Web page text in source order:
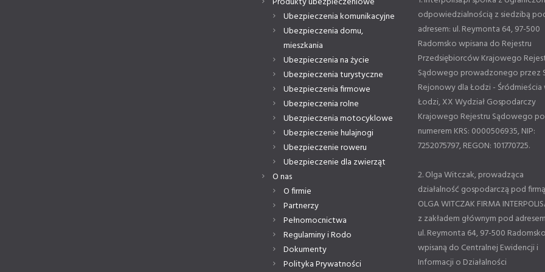
Ubezpieczenia komunikacyjne
Ubezpieczenia domu,
mieszkania
Ubezpieczenia na życie
Ubezpieczenia turystyczne
Ubezpieczenia firmowe
Ubezpieczenia rolne
Ubezpieczenia motocyklowe
Ubezpieczenie hulajnogi
Ubezpieczenie roweru
Ubezpieczenie dla zwierząt
O nas
O firmie
Partnerzy
Pełnomocnictwa
Regulaminy i Rodo
Dokumenty
Polityka Prywatności
odpowiedzialnością z siedzibą
adresem: ul. Reymonta 64, 97-500
Radomsko wpisana do Rejestru
Przedsiębiorców Krajowego
Sądowego prowadzonego przez
Rejonowy dla Łodzi - Śródmieścia
Łodzi, XX Wydział Gospodarczy
Krajowego Rejestru Sądowego
numerem KRS: 0000506935, NIP:
7252075797, REGON: 101770725.
2. Olga Witczak, prowadząca
działalność gospodarczą pod firmą
OLGA WITCZAK FIRMA
z zakładem głównym pod
ul. Reymonta 64, 97-500
wpisaną do Centralnej Ewidencji i
Informacji o Działalności